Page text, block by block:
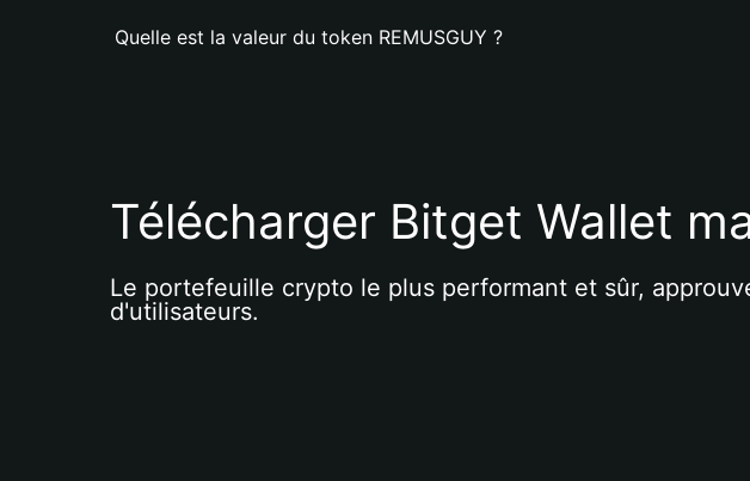
Quelle est la valeur du token REMUSGUY ?
Télécharger Bitget Wallet
Le portefeuille crypto le plus performant et sûr,
d'utilisateurs.